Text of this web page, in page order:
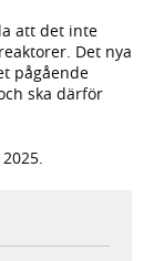
att det inte
Det nya
pågående
ska därför